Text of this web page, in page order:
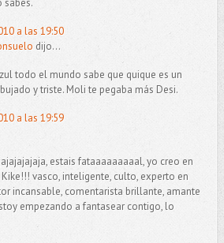
sabes.
a las 19:50
dijo...
todo el mundo sabe que quique es un
y triste. Moli te pegaba más Desi.
a las 19:59
estais fataaaaaaaaal, yo creo en
vasco, inteligente, culto, experto en
incansable, comentarista brillante, amante
empezando a fantasear contigo, lo